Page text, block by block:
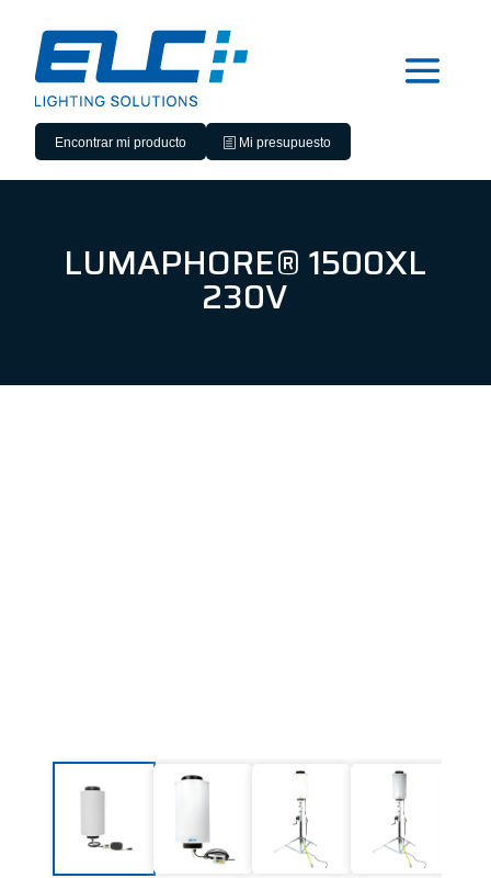
Encontrar mi producto Mi presupuesto
LUMAPHORE® 1500XL
230V